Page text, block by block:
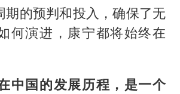
期的预判和投入，确保了无
何演进，康宁都将始终在
中国的发展历程，是一个